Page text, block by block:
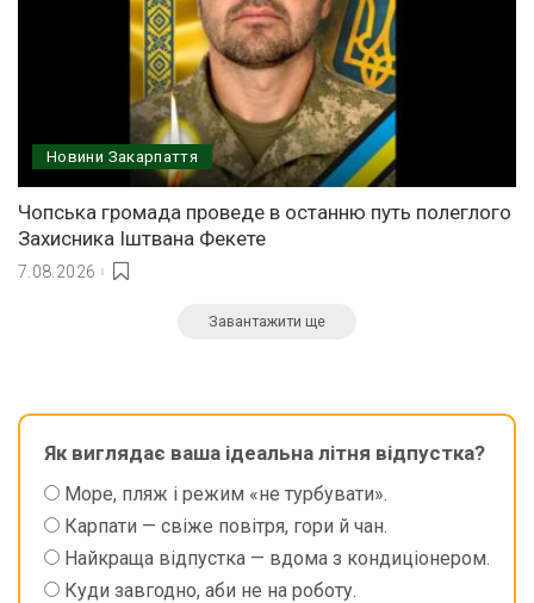
Новини Закарпаття
Чопська громада проведе в останню путь полеглого
Захисника Іштвана Фекете
7.08.2026
Завантажити ще
Як виглядає ваша ідеальна літня відпустка?
Море, пляж і режим «не турбувати».
Карпати — свіже повітря, гори й чан.
Найкраща відпустка — вдома з кондиціонером.
Куди завгодно, аби не на роботу.